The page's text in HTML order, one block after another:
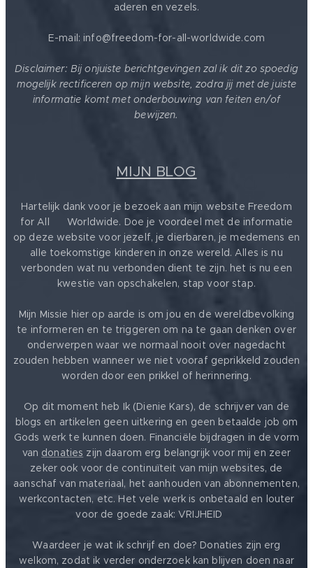
aderen en vezels.
E-mail: info@freedom-for-all-worldwide.com
Disclaimer: Bij onjuiste berichtgevingen zal ik dit zo spoedig
mogelijk rectificeren op mijn website, zodra jij met de juiste
informatie komt met onderbouwing van feiten en/of
bewijzen.
MIJN BLOG
Hartelijk dank voor je bezoek aan mijn website Freedom
for All ❤️ Worldwide. Doe je voordeel met de informatie
op deze website voor jezelf, je dierbaren, je medemens en
alle toekomstige kinderen in onze wereld. Alles is nu
verbonden wat nu verbonden dient te zijn. het is nu een
kwestie van opschakelen, stap voor stap.
Mijn Missie hier op aarde is om jou en de wereldbevolking
te informeren en te triggeren om na te gaan denken over
onderwerpen waar we normaal nooit over nagedacht
zouden hebben wanneer we niet vooraf geprikkeld zouden
worden door een prikkel of herinnering.
Op dit moment heb Ik (Dienie Kars), de schrijver van de
blogs en artikelen geen uitkering en geen betaalde job om
Gods werk te kunnen doen. Financiële bijdragen in de vorm
van donaties zijn daarom erg belangrijk voor mij en zeer
zeker ook voor de continuïteit van mijn websites, de
aanschaf van materiaal, het aanhouden van abonnementen,
werkcontacten, etc. Het vele werk is onbetaald en louter
voor de goede zaak: VRIJHEID ❤️
Waardeer je wat ik schrijf en doe? Donaties zijn erg
welkom, zodat ik verder onderzoek kan blijven doen naar